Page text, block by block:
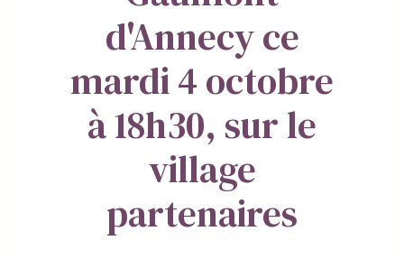
d'Annecy ce
mardi 4 octobre
à 18h30, sur le
village
partenaires